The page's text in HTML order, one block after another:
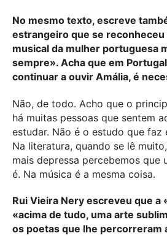
No mesmo texto, escreve
estrangeiro que se
musical da mulher portuguesa
sempre». Acha que em
continuar a ouvir Amália, é
Não, de todo. Acho que o
há muitas pessoas que sentem
estudar. Não é o estudo que faz
Na literatura, quando se lê
mais depressa percebemos que
é. Na música é a mesma coisa.
Rui Vieira Nery escreveu que a
«acima de tudo, uma arte
os poetas que lhe percorreram